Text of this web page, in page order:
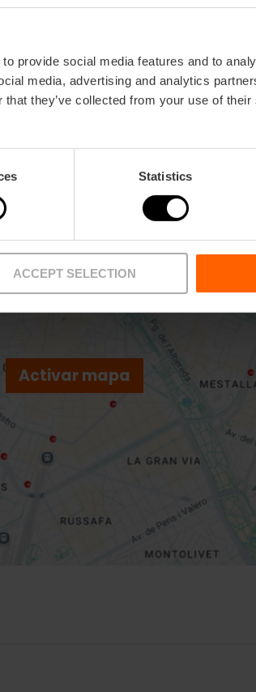
provide social media features and to
media, advertising and analytics
they’ve collected from your use of
Statistics
ACCEPT SELECTION
L9
Bus
4,6, 31
Activar mapa